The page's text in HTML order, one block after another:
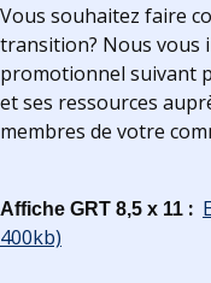
Vous souhaitez faire
transition? Nous vous
promotionnel suivant
et ses ressources
membres de votre
Affiche GRT 8,5 x 11 :
400kb)